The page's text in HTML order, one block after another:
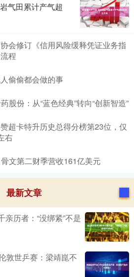
气田累计产气超
会修订《信用风险缓释凭证业务指
程
偷偷都会做的事
股份：从“蓝色经典”转向“创新智造”
超卡特升历史总得分榜第23位，仅
右
文第二财季营收161亿美元
最新文章
历者：“没绑紧”不是
敦世乒赛：梁靖崑不